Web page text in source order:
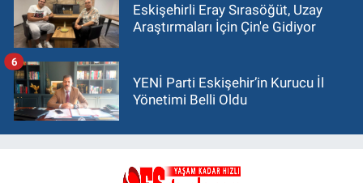
Eskişehirli Eray Sırasöğüt, Uzay
Araştırmaları İçin Çin'e Gidiyor
YENİ Parti Eskişehir’in Kurucu İl
Yönetimi Belli Oldu
6